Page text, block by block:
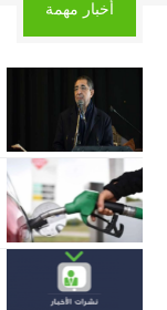
أخبار مهمة